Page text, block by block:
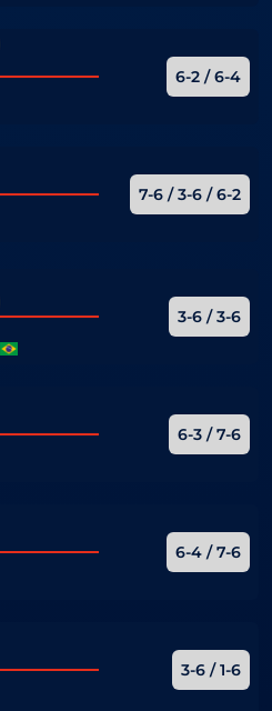
6-2 / 6-4
7-6 / 3-6 / 6-2
3-6 / 3-6
6-3 / 7-6
6-4 / 7-6
3-6 / 1-6